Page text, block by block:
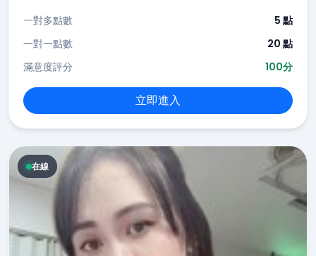
一對多點數
5 點
一對一點數
20 點
滿意度評分
100分
立即進入
在線